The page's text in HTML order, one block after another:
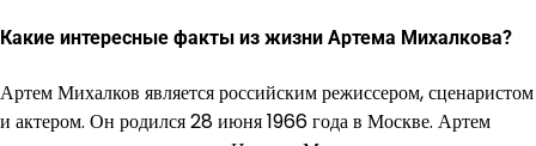
Какие интересные факты из жизни Артема Михалкова?
Артем Михалков является российским режиссером, сценаристом
и актером. Он родился 28 июня 1966 года в Москве. Артем